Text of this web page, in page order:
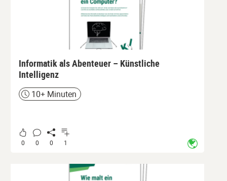
Informatik als Abenteuer – Künstliche
Intelligenz
Zeit10+ Minuten
0 0 0 1